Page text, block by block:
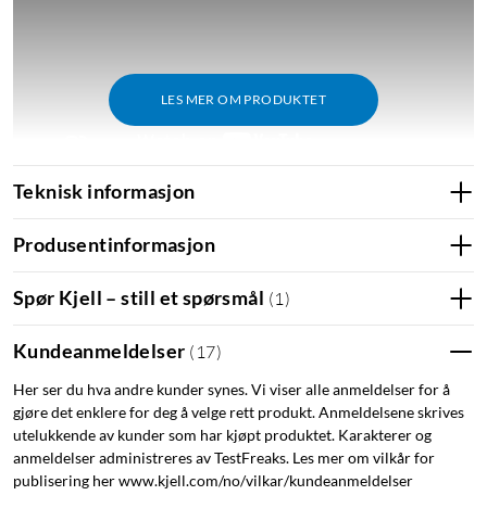
LES MER OM PRODUKTET
Matter
I slutten av 2023 oppdateres WiZ-sortimentet med støtte for
Matter - en ny universell standard innen smarthjem. Matter
øker også kompatibiliteten mellom ulike merker og
standarder. Teksten vil også bli oppdatert når Matter blir
introdusert for WiZ-sortimentet.
WiZ Connected
Teknisk informasjon
Produsentinformasjon
Spør Kjell – still et spørsmål (1)
Kundeanmeldelser ( 17)
Her ser du hva andre kunder synes. Vi viser alle anmeldelser for å
gjøre det enklere for deg å velge rett produkt. Anmeldelsene skrives
utelukkende av kunder som har kjøpt produktet. Karakterer og
anmeldelser administreres av TestFreaks. Les mer om vilkår for
publisering her www.kjell.com/no/vilkar/kundeanmeldelser